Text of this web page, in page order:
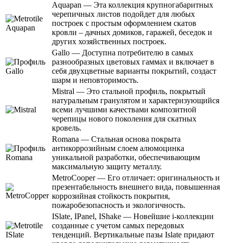
Aquapan — Эта коллекция крупногабаритных
черепичных листов подойдет для любых
построек с простым оформлением скатов
кровли – дачных домиков, гаражей, беседок и
других хозяйственных построек.
Gallo — Доступна потребителю в самых
разнообразных цветовых гаммах и включает в
себя двухцветные варианты покрытий, создаст
шарм и неповторимость.
Mistral — Это стальной профиль, покрытый
натуральным гранулятом и характеризующийся
всеми лучшими качествами композитной
черепицы нового поколения для скатных
кровель.
Romana — Стальная основа покрыта
антикоррозийным слоем алюмоцинка
уникальной разработки, обеспечивающим
максимальную защиту металлу.
MetroCooper — Его отличает: оригинальность и
презентабельность внешнего вида, повышенная
коррозийная стойкость покрытия,
пожаробезопасность и экологичность.
ISlate, IPanel, IShake — Новейшие i-коллекции
созданные с учетом самых передовых
тенденций. Вертикальные пазы Islate придают